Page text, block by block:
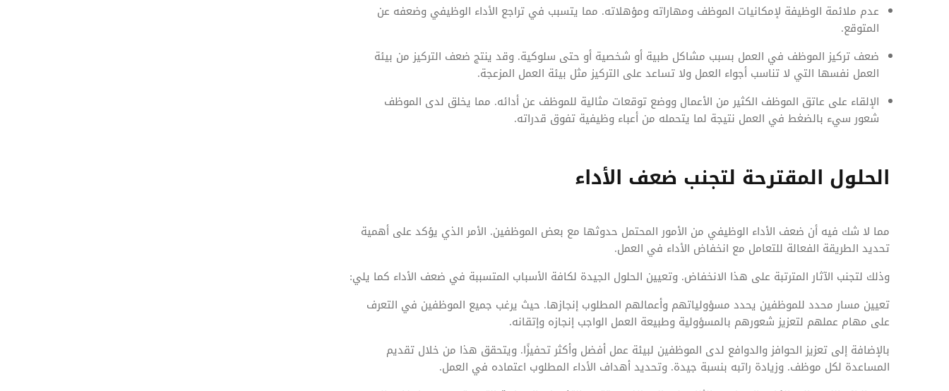
عدم ملائمة الوظيفة لإمكانيات الموظف ومهاراته ومؤهلاته. مما يتسبب في تراجع الأداء الوظيفي وضعفه عن
المتوقع.
ضعف تركيز الموظف في العمل بسبب مشاكل طبية أو شخصية أو حتى سلوكية. وقد ينتج ضعف التركيز من بيئة
العمل نفسها التي لا تناسب أجواء العمل ولا تساعد على التركيز مثل بيئة العمل المزعجة.
الإلقاء على عاتق الموظف الكثير من الأعمال ووضع توقعات مثالية للموظف عن أدائه. مما يخلق لدى الموظف
شعور سيء بالضغط في العمل نتيجة لما يتحمله من أعباء وظيفية تفوق قدراته.
الحلول المقترحة لتجنب ضعف الأداء
مما لا شك فيه أن ضعف الأداء الوظيفي من الأمور المحتمل حدوثها مع بعض الموظفين. الأمر الذي يؤكد على أهمية
تحديد الطريقة الفعالة للتعامل مع انخفاض الأداء في العمل.
وذلك لتجنب الآثار المترتبة على هذا الانخفاض. وتعيين الحلول الجيدة لكافة الأسباب المتسببة في ضعف الأداء كما يلي:
تعيين مسار محدد للموظفين يحدد مسؤولياتهم وأعمالهم المطلوب إنجازها. حيث يرغب جميع الموظفين في التعرف
على مهام عملهم لتعزيز شعورهم بالمسؤولية وطبيعة العمل الواجب إنجازه وإتقانه.
بالإضافة إلى تعزيز الحوافز والدوافع لدى الموظفين لبيئة عمل أفضل وأكثر تحفيزًا. ويتحقق هذا من خلال تقديم
المساعدة لكل موظف. وزيادة راتبه بنسبة جيدة. وتحديد أهداف الأداء المطلوب اعتماده في العمل.